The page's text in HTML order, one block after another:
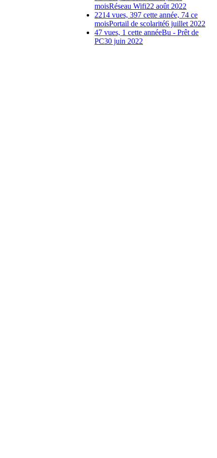
moisRéseau Wifi22 août 2022
2214 vues, 397 cette année, 74 ce
moisPortail de scolarité6 juillet 2022
47 vues, 1 cette annéeBu - Prêt de
PC30 juin 2022